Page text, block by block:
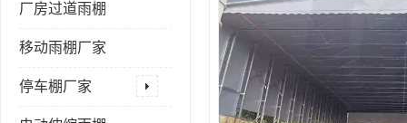
厂房过道雨棚
移动雨棚厂家
停车棚厂家